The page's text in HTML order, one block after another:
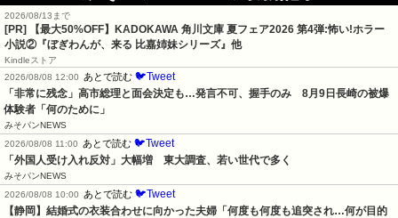
2026/08/13まで
[PR] 【最大50%OFF】KADOKAWA 角川文庫 夏フェア2026 第4弾:怖い!ホラー
小説②『ぼぎわんが、来る 比嘉姉妹シリーズ』他
Kindleストア
2026/08/08 12:00
あとで読む 🐦Tweet
「非常に残念」高市総理と面会決定も…発言不可、握手のみ　8月9日長崎の被爆
体験者「何のために」
みそパンNEWS
2026/08/08 11:00
あとで読む 🐦Tweet
「外国人受け入れ反対」大幅増　東大調査、若い世代で多く
みそパンNEWS
2026/08/08 10:00
あとで読む 🐦Tweet
【静岡】結婚式の衣装合わせに向かった夫婦「何度も何度も追突され…何が目的